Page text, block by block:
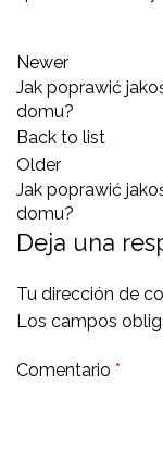
Newer
Jak poprawić
domu?
Back to list
Older
Jak poprawić
domu?
Deja una
Tu dirección de
Los campos
Comentario *